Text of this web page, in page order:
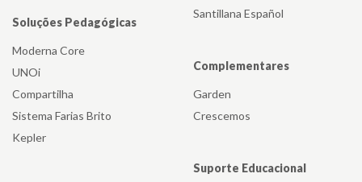
Soluções Pedagógicas
Moderna Core
UNOi
Compartilha
Sistema Farias Brito
Kepler
Santillana Español
Complementares
Garden
Crescemos
Suporte Educacional